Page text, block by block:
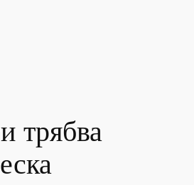
трябва